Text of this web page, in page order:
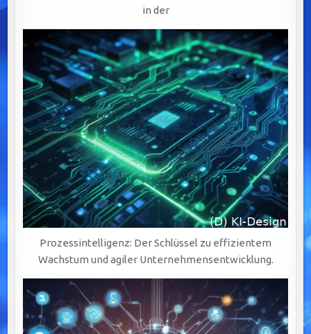
in der
Prozessintelligenz: Der Schlüssel zu effizientem
Wachstum und agiler Unternehmensentwicklung.